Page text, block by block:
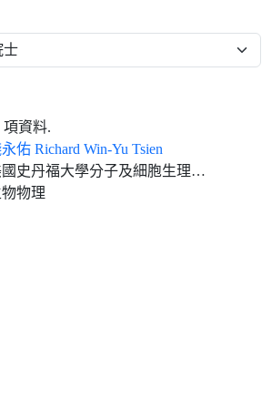
項資料.
佑 Richard Win-Yu Tsien
史丹福大學分子及細胞生理系George D. Smith講座教授
物理